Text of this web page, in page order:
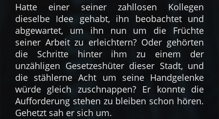
Hatte einer seiner zahllosen Kollegen
dieselbe Idee gehabt, ihn beobachtet und
abgewartet, um ihn nun um die Früchte
seiner Arbeit zu erleichtern? Oder gehörten
die Schritte hinter ihm zu einem der
unzähligen Gesetzeshüter dieser Stadt, und
die stählerne Acht um seine Handgelenke
würde gleich zuschnappen? Er konnte die
Aufforderung stehen zu bleiben schon hören.
Gehetzt sah er sich um.